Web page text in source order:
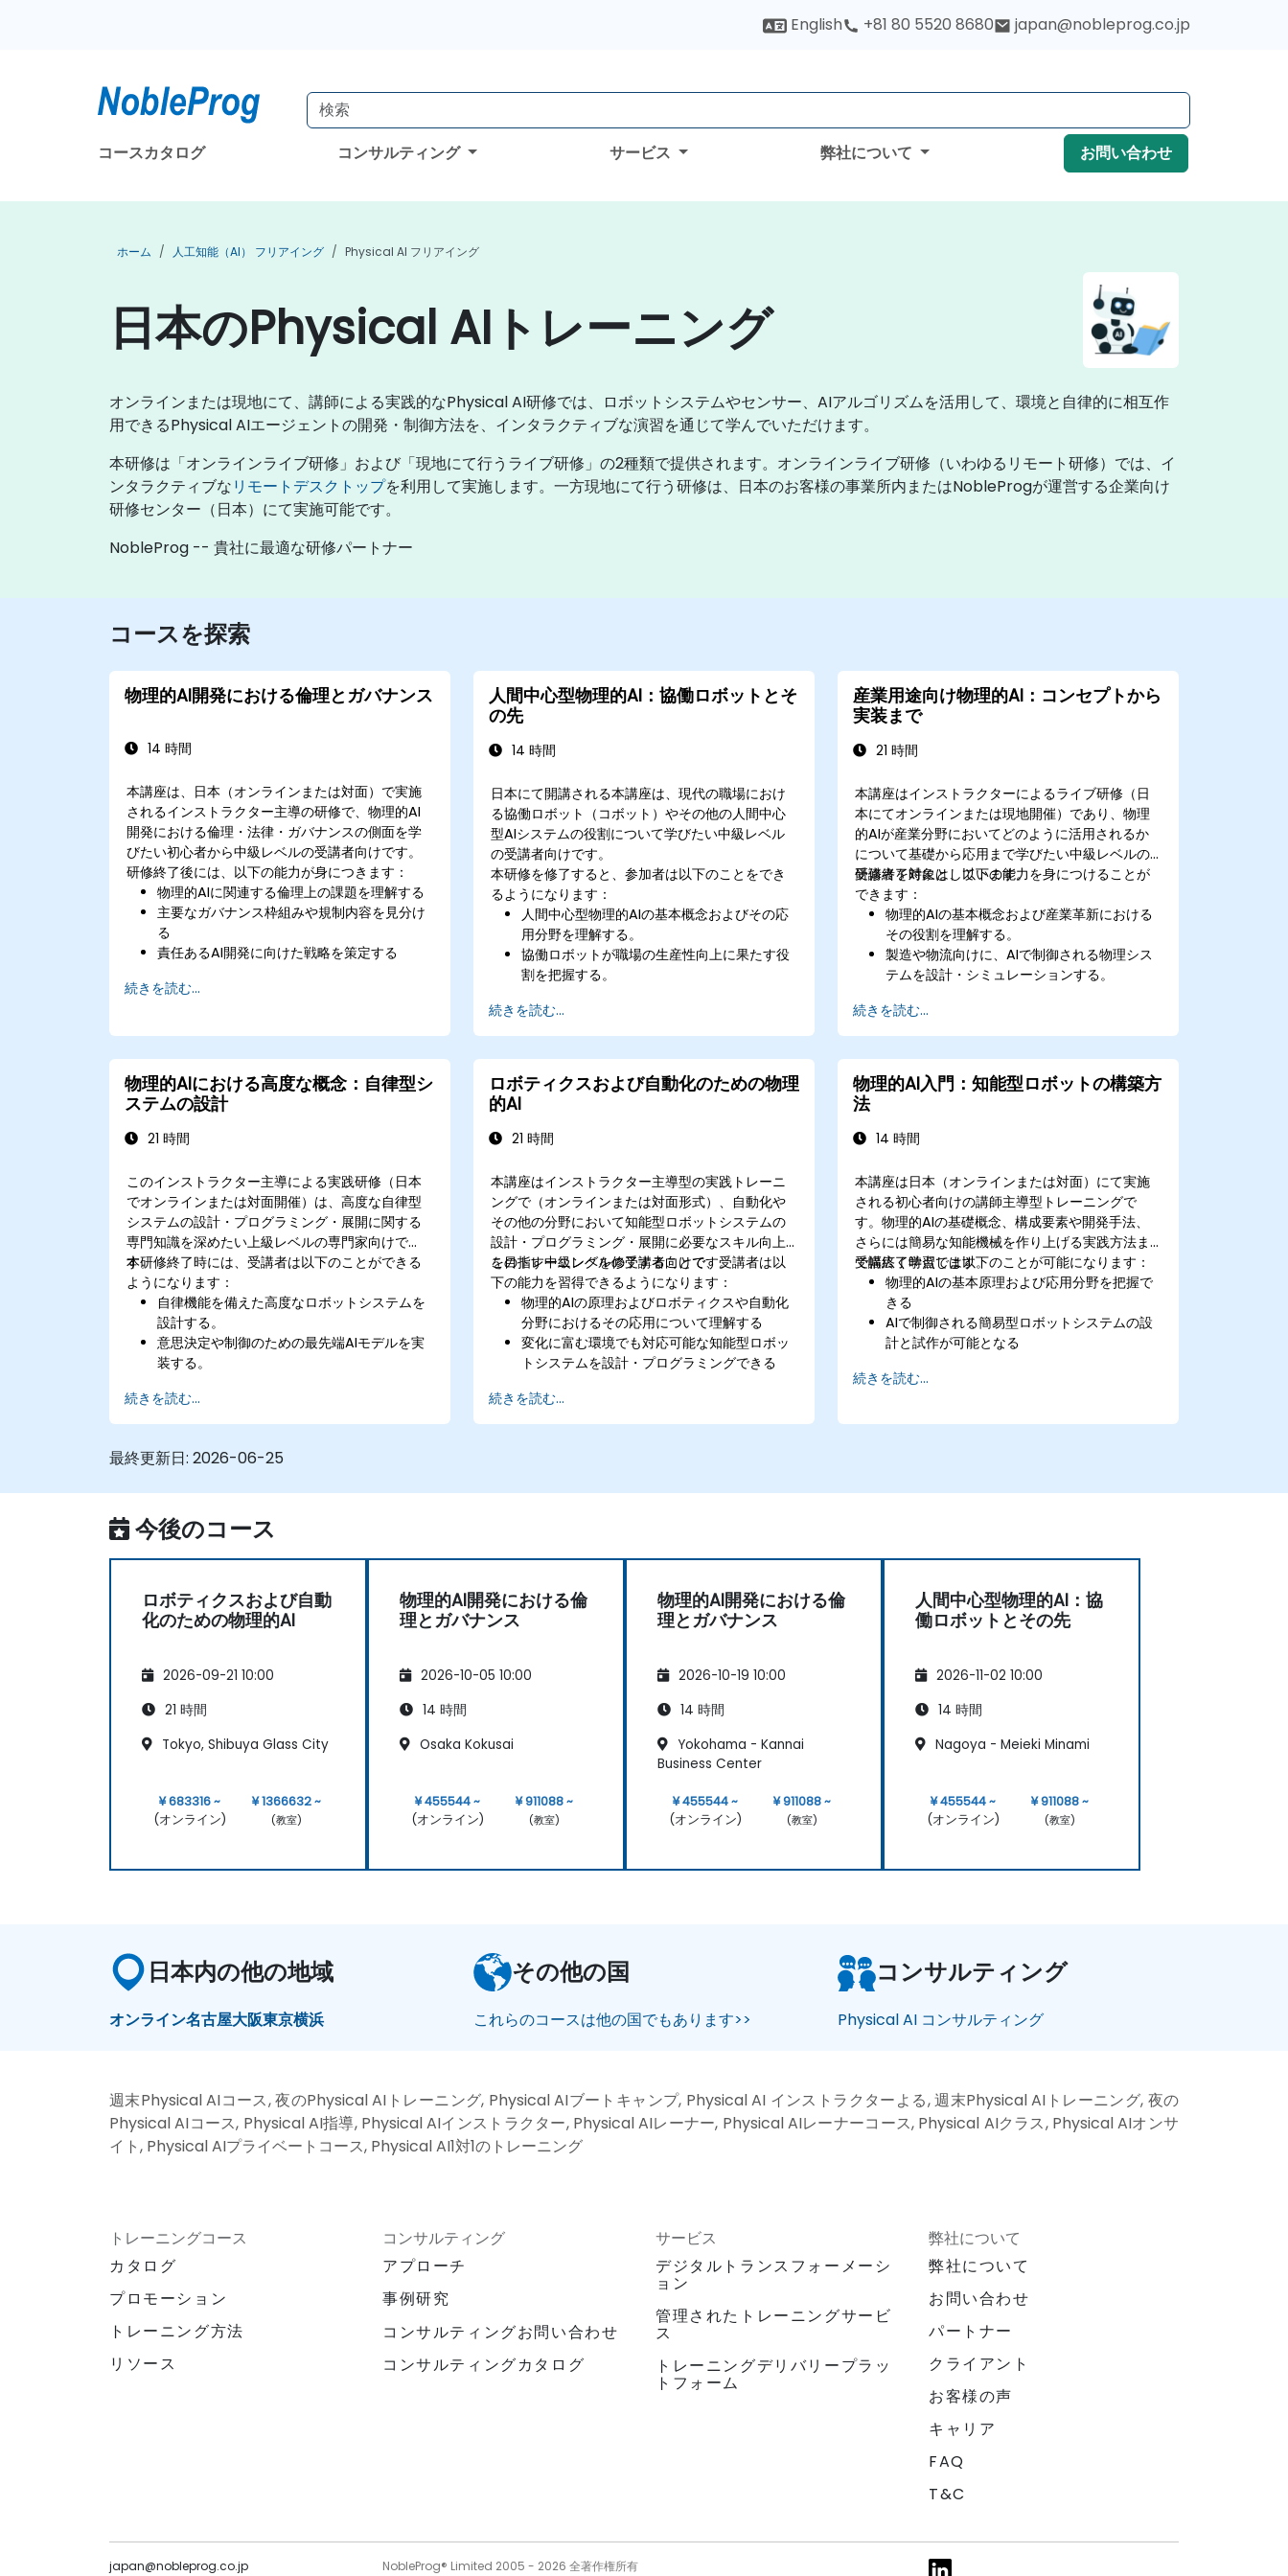
English +81 80 5520 8680 japan@nobleprog.co.jp
コースカタログ コンサルティング サービス 弊社について お問い合わせ
ホーム 人工知能（AI） フリアイング Physical AI フリアイング
日本のPhysical AIトレーニング
オンラインまたは現地にて、講師による実践的なPhysical AI研修では、ロボットシステムやセンサー、AIアルゴリズムを活用して、環境と自律的に相互作
用できるPhysical AIエージェントの開発・制御方法を、インタラクティブな演習を通じて学んでいただけます。
本研修は「オンラインライブ研修」および「現地にて行うライブ研修」の2種類で提供されます。オンラインライブ研修（いわゆるリモート研修）では、イ
ンタラクティブなリモートデスクトップを利用して実施します。一方現地にて行う研修は、日本のお客様の事業所内またはNobleProgが運営する企業向け
研修センター（日本）にて実施可能です。
NobleProg -- 貴社に最適な研修パートナー
コースを探索
物理的AI開発における倫理とガバナンス
14 時間
本講座は、日本（オンラインまたは対面）で実施
されるインストラクター主導の研修で、物理的AI
開発における倫理・法律・ガバナンスの側面を学
びたい初心者から中級レベルの受講者向けです。
研修終了後には、以下の能力が身につきます：
物理的AIに関連する倫理上の課題を理解する
主要なガバナンス枠組みや規制内容を見分け
る
責任あるAI開発に向けた戦略を策定する
分析を行う
続きを読む...
人間中心型物理的AI：協働ロボットとそ
の先
14 時間
日本にて開講される本講座は、現代の職場におけ
る協働ロボット（コボット）やその他の人間中心
型AIシステムの役割について学びたい中級レベル
の受講者向けです。
本研修を修了すると、参加者は以下のことをでき
るようになります：
人間中心型物理的AIの基本概念およびその応
用分野を理解する。
協働ロボットが職場の生産性向上に果たす役
割を把握する。
し、解決策を見出す。
人間とAI駆動型システムの協働を最適化する
ための業務フローを設計する。
AIが導入された職場においてイノベーション
や柔軟性を促進できる文化を育成する。
続きを読む...
産業用途向け物理的AI：コンセプトから
実装まで
21 時間
本講座はインストラクターによるライブ研修（日
本にてオンラインまたは現地開催）であり、物理
的AIが産業分野においてどのように活用されるか
について基礎から応用まで学びたい中級レベルの
受講者を対象としています。
研修終了時には、以下の能力を身につけることが
できます：
物理的AIの基本概念および産業革新における
その役割を理解する。
製造や物流向けに、AIで制御される物理シス
テムを設計・シミュレーションする。
的AI技術を導入する。
物理的AIソリューションの実現可能性と拡張
性を評価できる。
既存の産業システムへ物理的AIを統合する際
に生じる課題への対処法を理解する。
続きを読む...
物理的AIにおける高度な概念：自律型シ
ステムの設計
21 時間
このインストラクター主導による実践研修（日本
でオンラインまたは対面開催）は、高度な自律型
システムの設計・プログラミング・展開に関する
専門知識を深めたい上級レベルの専門家向けで
す。
本研修終了時には、受講者は以下のことができる
ようになります：
自律機能を備えた高度なロボットシステムを
設計する。
意思決定や制御のための最先端AIモデルを実
装する。
化し、システム性能の向上に役立てる。
高度なシミュレーションツールを用いてシス
自動化や展開に関する複雑な課題に対応でき
続きを読む...
ロボティクスおよび自動化のための物理
的AI
21 時間
本講座はインストラクター主導型の実践トレーニ
ングで（オンラインまたは対面形式）、自動化や
その他の分野において知能型ロボットシステムの
設計・プログラミング・展開に必要なスキル向上
を目指す中級レベルの受講者向けです。
このトレーニングを修了することで、受講者は以
下の能力を習得できるようになります：
物理的AIの原理およびロボティクスや自動化
分野におけるその応用について理解する
変化に富む環境でも対応可能な知能型ロボッ
トシステムを設計・プログラミングできる
を実装できる
シミュレーションツールを用いてロボットの
続きを読む...
物理的AI入門：知能型ロボットの構築方
法
14 時間
本講座は日本（オンラインまたは対面）にて実施
される初心者向けの講師主導型トレーニングで
す。物理的AIの基礎概念、構成要素や開発手法、
さらには簡易な知能機械を作り上げる実践方法ま
で幅広く学習します。
受講終了時点では以下のことが可能になります：
物理的AIの基本原理および応用分野を把握で
きる
AIで制御される簡易型ロボットシステムの設
計と試作が可能となる
ルゴリズムを導入できる
用・操作することが可能となる
続きを読む...
最終更新日: 2026-06-25
今後のコース
ロボティクスおよび自動
化のための物理的AI
2026-09-21 10:00
21 時間
Tokyo, Shibuya Glass City
¥ 683316 ~
(オンライン)
¥ 1366632 ~
(教室)
物理的AI開発における倫
理とガバナンス
2026-10-05 10:00
14 時間
Osaka Kokusai
¥ 455544 ~
(オンライン)
¥ 911088 ~
(教室)
物理的AI開発における倫
理とガバナンス
2026-10-19 10:00
14 時間
Yokohama - Kannai
Business Center
¥ 455544 ~
(オンライン)
¥ 911088 ~
(教室)
人間中心型物理的AI：協
働ロボットとその先
2026-11-02 10:00
14 時間
Nagoya - Meieki Minami
¥ 455544 ~
(オンライン)
¥ 911088 ~
(教室)
日本内の他の地域
オンライン名古屋大阪東京横浜
その他の国
これらのコースは他の国でもあります>>
コンサルティング
Physical AI コンサルティング
週末Physical AIコース, 夜のPhysical AIトレーニング, Physical AIブートキャンプ, Physical AI インストラクターよる, 週末Physical AIトレーニング, 夜の
Physical AIコース, Physical AI指導, Physical AIインストラクター, Physical AIレーナー, Physical AIレーナーコース, Physical AIクラス, Physical AIオンサ
イト, Physical AIプライベートコース, Physical AI1対1のトレーニング
トレーニングコース
カタログ
プロモーション
トレーニング方法
リソース
コンサルティング
アプローチ
事例研究
コンサルティングお問い合わせ
コンサルティングカタログ
サービス
デジタルトランスフォーメーシ
ョン
管理されたトレーニングサービ
ス
トレーニングデリバリープラッ
トフォーム
弊社について
弊社について
お問い合わせ
パートナー
クライアント
お客様の声
キャリア
FAQ
T&C
japan@nobleprog.co.jp NobleProg® Limited 2005 - 2026 全著作権所有